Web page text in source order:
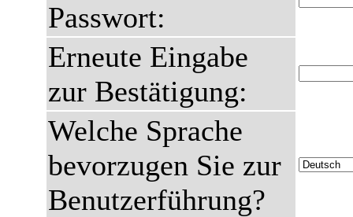
Passwort:
Erneute Eingabe
zur Bestätigung:
Welche Sprache
bevorzugen Sie zur
Benutzerführung?